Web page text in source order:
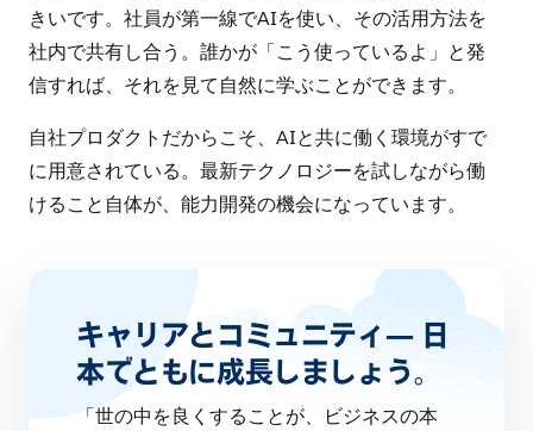
きいです。社員が第一線でAIを使い、その活用方法を
社内で共有し合う。誰かが「こう使っているよ」と発
信すれば、それを見て自然に学ぶことができます。
自社プロダクトだからこそ、AIと共に働く環境がすで
に用意されている。最新テクノロジーを試しながら働
けること自体が、能力開発の機会になっています。
キャリアとコミュニティ— 日
本でともに成長しましょう。
「世の中を良くすることが、ビジネスの本